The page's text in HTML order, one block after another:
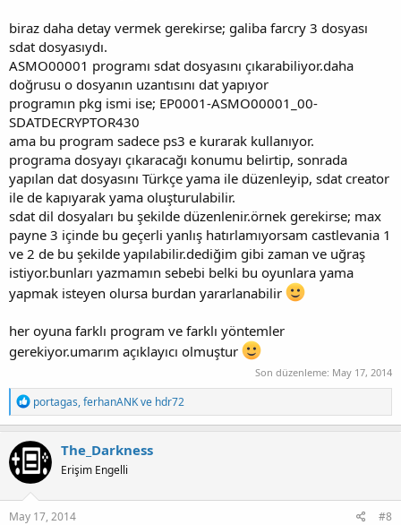
biraz daha detay vermek gerekirse; galiba farcry 3 dosyası
sdat dosyasıydı.
ASMO00001 programı sdat dosyasını çıkarabiliyor.daha
doğrusu o dosyanın uzantısını dat yapıyor
programın pkg ismi ise; EP0001-ASMO00001_00-
SDATDECRYPTOR430
ama bu program sadece ps3 e kurarak kullanıyor.
programa dosyayı çıkaracağı konumu belirtip, sonrada
yapılan dat dosyasını Türkçe yama ile düzenleyip, sdat creator
ile de kapıyarak yama oluşturulabilir.
sdat dil dosyaları bu şekilde düzenlenir.örnek gerekirse; max
payne 3 içinde bu geçerli yanlış hatırlamıyorsam castlevania 1
ve 2 de bu şekilde yapılabilir.dediğim gibi zaman ve uğraş
istiyor.bunları yazmamın sebebi belki bu oyunlara yama
yapmak isteyen olursa burdan yararlanabilir
her oyuna farklı program ve farklı yöntemler
gerekiyor.umarım açıklayıcı olmuştur
Son düzenleme: May 17, 2014
T
e
p
k
i
l
e
r
:
portagas,ferhanANKve hdr72
The_Darkness
Erişim Engelli
May 17, 2014 #8